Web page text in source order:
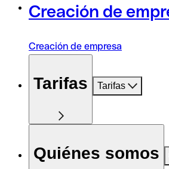
Creación de
Creación de empresa
Tarifas Tarifas
Quiénes somos